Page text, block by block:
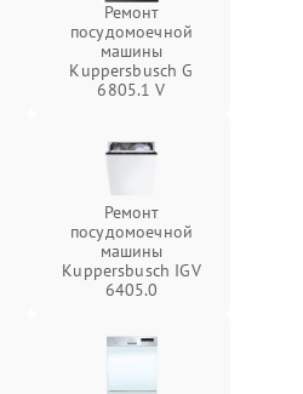
Ремонт
посудомоечной
машины
Kuppersbusch G
6805.1 V
Ремонт
посудомоечной
машины
Kuppersbusch IGV
6405.0